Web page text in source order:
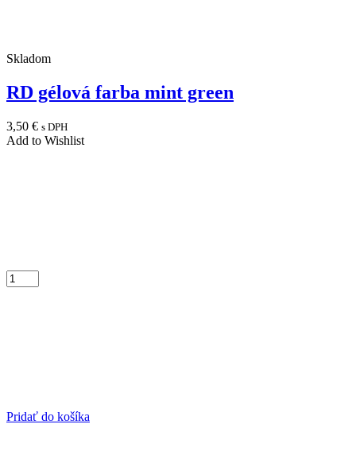
Skladom
RD gélová farba mint green
3,50 € s DPH
Add to Wishlist
Pridať do košíka